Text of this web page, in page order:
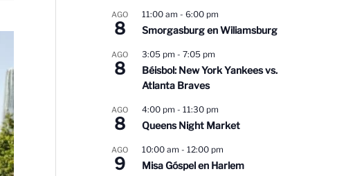
AGO
8
11:00 am - 6:00 pm
Smorgasburg en Wiliamsburg
AGO
8
3:05 pm - 7:05 pm
Béisbol: New York Yankees vs.
Atlanta Braves
AGO
8
4:00 pm - 11:30 pm
Queens Night Market
AGO
9
10:00 am - 12:00 pm
Misa Góspel en Harlem